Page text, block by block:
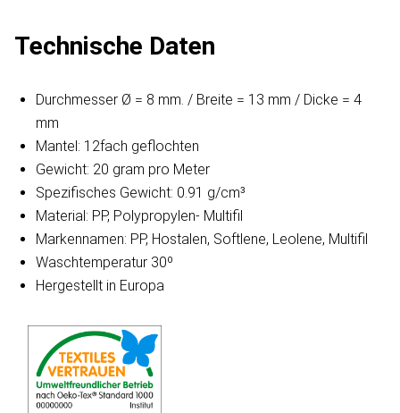
Technische Daten
Durchmesser Ø = 8 mm. / Breite = 13 mm / Dicke = 4
mm
Mantel: 12fach geflochten
Gewicht: 20 gram pro Meter
Spezifisches Gewicht: 0.91 g/cm³
Material: PP, Polypropylen- Multifil
Markennamen: PP, Hostalen, Softlene, Leolene, Multifil
Waschtemperatur 30º
Hergestellt in Europa